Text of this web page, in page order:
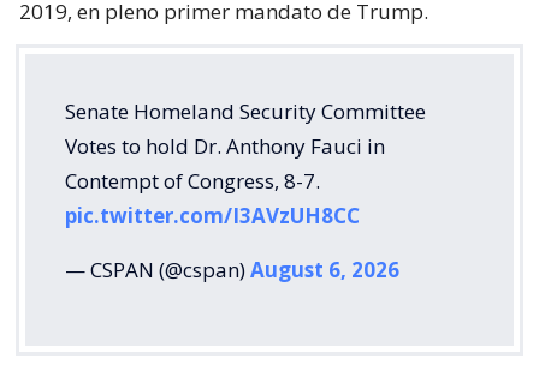
2019, en pleno primer mandato de Trump.
Senate Homeland Security Committee
Votes to hold Dr. Anthony Fauci in
Contempt of Congress, 8-7.
pic.twitter.com/I3AVzUH8CC
— CSPAN (@cspan)August 6, 2026